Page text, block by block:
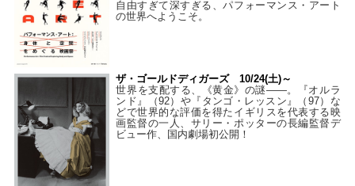
自由すぎて深すぎる、パフォーマンス・アート
の世界へようこそ。
ザ・ゴールドディガーズ 10/24(土)～
世界を支配する、《黄金》の謎――。『オルラ
ンド』（92）や『タンゴ・レッスン』（97）な
どで世界的な評価を得たイギリスを代表する映
画監督の一人、サリー・ポッターの長編監督デ
ビュー作、国内劇場初公開！